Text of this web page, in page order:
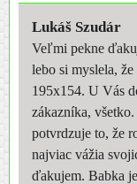
Lukáš Szudár
Veľmi pekne
lebo si myslela,
195x154. U Vás
zákazníka,
potvrdzuje to, že
najviac vážia
ďakujem. Babka